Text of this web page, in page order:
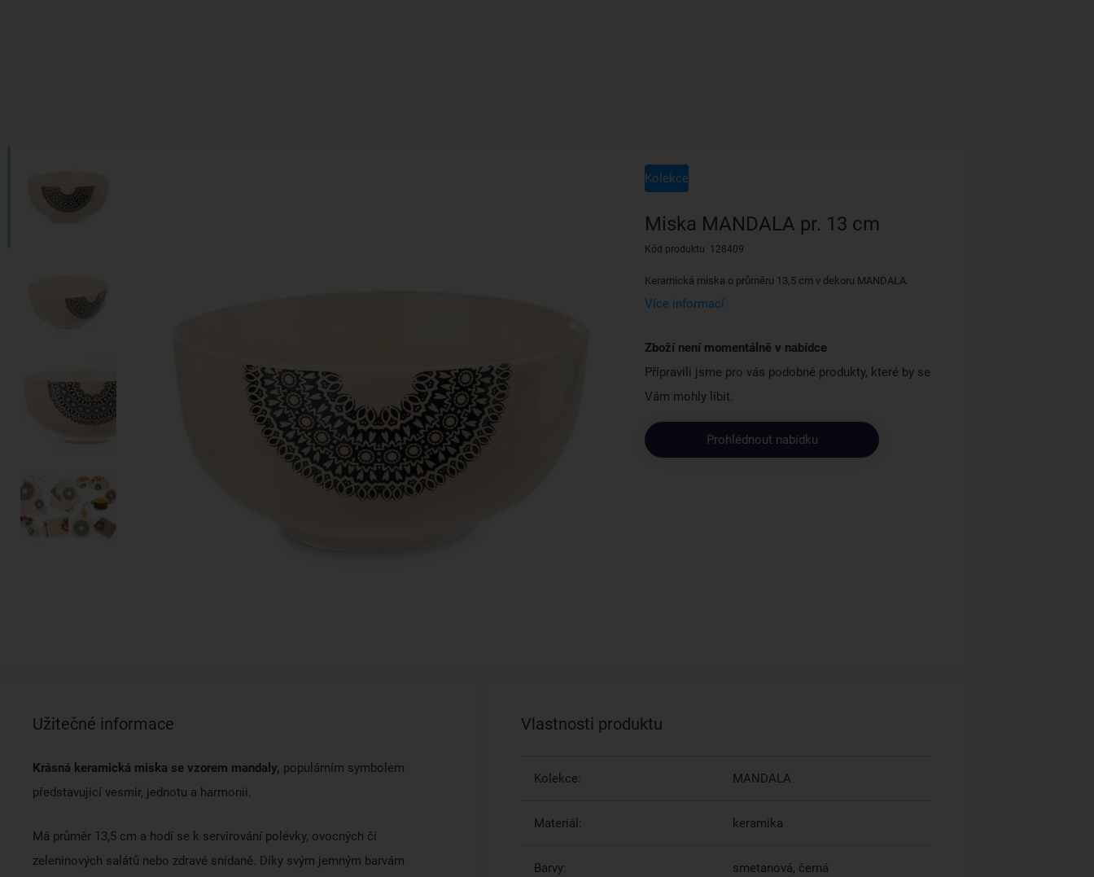
Kolekce
Miska MANDALA pr. 13 cm
Kód produktu 128409
Keramická miska o průměru 13,5 cm v dekoru MANDALA.
Více informací
Zboží není momentálně v nabídce
Přípravili jsme pro vás podobné produkty, které by se
Vám mohly líbit.
Prohlédnout nabídku
Užitečné informace
Krásná keramická miska se vzorem mandaly, populárním symbolem
představující vesmír, jednotu a harmonii.
Má průměr 13,5 cm a hodí se k servírování polévky, ovocných či
zeleninových salátů nebo zdravé snídaně. Díky svým jemným barvám
Vlastnosti produktu
Kolekce: MANDALA
Materiál: keramika
Barvy: smetanová, černá